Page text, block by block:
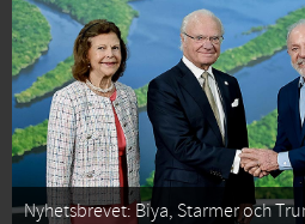
Nyhetsbrevet: Biya, Starmer och